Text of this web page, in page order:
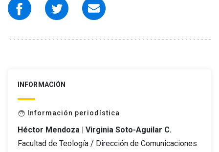
INFORMACIÓN
face Información periodística
Héctor Mendoza | Virginia Soto-Aguilar C.
Facultad de Teología / Dirección de Comunicaciones